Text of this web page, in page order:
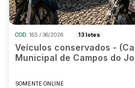
COD. 185 / 36/2026 13 lotes
Veículos conservados -
Municipal de Campos do
SOMENTE ONLINE